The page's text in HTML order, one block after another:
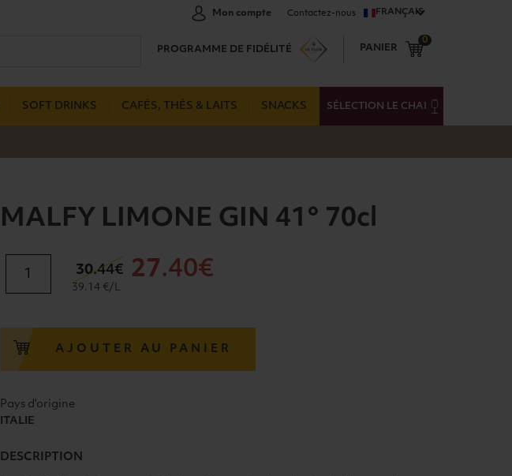
Mon compte Contactez-nous FRANÇAIS
PROGRAMME DE FIDÉLITÉ PANIER
0
SOFT DRINKS CAFÉS, THÉS & LAITS SNACKS SÉLECTION LE CHAI
MALFY LIMONE GIN 41° 70cl
GIN
41°
30.44€ 27.40€
39.14 €/L
AJOUTER AU PANIER
Pays d'origine
ITALIE
DESCRIPTION